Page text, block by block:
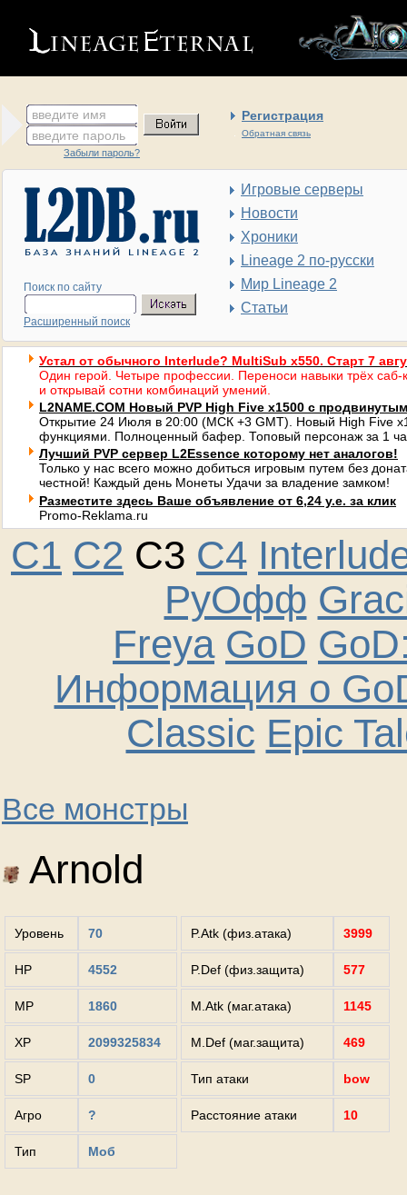
введите имя Регистрация
Обратная связь
введите пароль
Забыли пароль?
Поиск по сайту
Расширенный поиск
Игровые серверы
Новости
Хроники
Lineage 2 по-русски
Мир Lineage 2
Статьи
Устал от обычного Interlude? MultiSub x550. Старт 7
Один герой. Четыре профессии. Переноси навыки трёх саб-
и открывай сотни комбинаций умений.
L2NAME.COM Новый PVP High Five x1500 с
Открытие 24 Июля в 20:00 (МСК +3 GMT). Новый High Five
функциями. Полноценный бафер. Топовый персонаж за 1
Лучший PVP сервер L2Essence которому нет аналогов!
Только у нас всего можно добиться игровым путем без
честной! Каждый день Монеты Удачи за владение замком!
Разместите здесь Ваше объявление от 6,24 у.е. за клик
Promo-Reklama.ru
C1 C2 C3 C4
РуОфф
Freya GoD
Информация о
Classic Epic
Все монстры
Arnold
Уровень 70
HP 4552
MP 1860
XP 2099325834
SP 0
Агро ?
Тип Моб
P.Atk (физ.атака) 3999
P.Def (физ.защита) 577
M.Atk (маг.атака) 1145
M.Def (маг.защита) 469
Тип атаки bow
Расстояние атаки 10